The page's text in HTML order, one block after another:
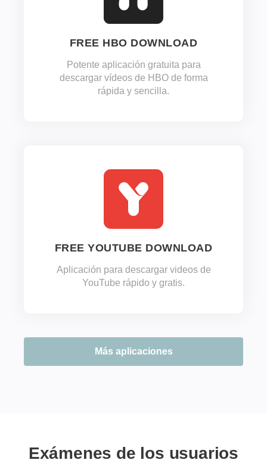
FREE HBO DOWNLOAD
Potente aplicación gratuita para
descargar vídeos de HBO de forma
rápida y sencilla.
FREE YOUTUBE DOWNLOAD
Aplicación para descargar videos de
YouTube rápido y gratis.
Más aplicaciones
Exámenes de los usuarios